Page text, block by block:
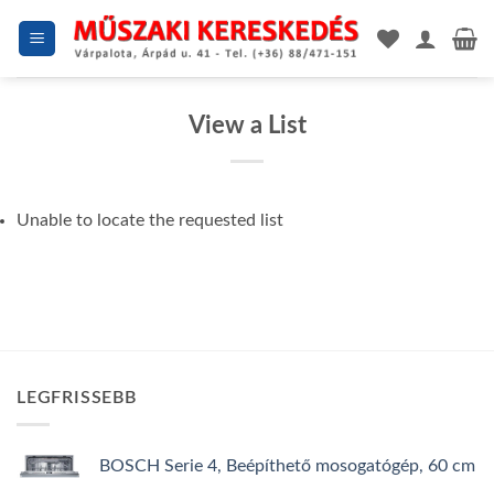
View a List
Unable to locate the requested list
LEGFRISSEBB
BOSCH Serie 4, Beépíthető mosogatógép, 60 cm